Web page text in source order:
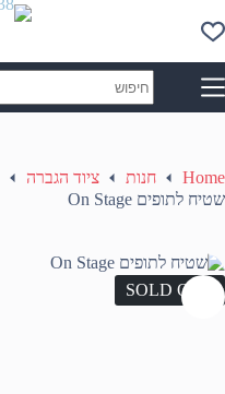
to
content
results
Home חנות ציוד הגברה
שטיח לתופים On Stage
SOLD OUT